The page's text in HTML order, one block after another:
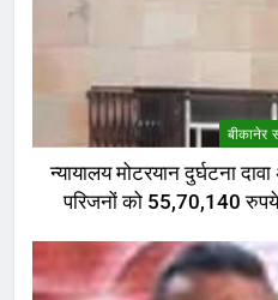
बीकानेर
न्यायालय मोटरयान दुर्घटना
परिजनों को 55,70,140 रुपये